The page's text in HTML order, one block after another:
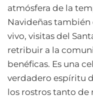
atmósfera de la
Navideñas
vivo, visitas del
retribuir a la
benéficas. Es una
verdadero espíritu
los rostros tanto de